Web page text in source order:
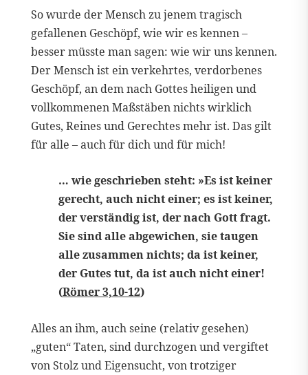
So wurde der Mensch zu jenem tragisch
gefallenen Geschöpf, wie wir es kennen –
besser müsste man sagen: wie wir uns kennen.
Der Mensch ist ein verkehrtes, verdorbenes
Geschöpf, an dem nach Gottes heiligen und
vollkommenen Maßstäben nichts wirklich
Gutes, Reines und Gerechtes mehr ist. Das gilt
für alle – auch für dich und für mich!
… wie geschrieben steht: »Es ist keiner
gerecht, auch nicht einer; es ist keiner,
der verständig ist, der nach Gott fragt.
Sie sind alle abgewichen, sie taugen
alle zusammen nichts; da ist keiner,
der Gutes tut, da ist auch nicht einer!
(Römer 3,10-12)
Alles an ihm, auch seine (relativ gesehen)
„guten“ Taten, sind durchzogen und vergiftet
von Stolz und Eigensucht, von trotziger